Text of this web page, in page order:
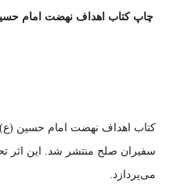
چاپ کتاب اهداف نهضت امام
کتاب اهداف نهضت امام حسین (ع)
سفیران صلح منتشر شد. این اثر
می‌پردازد.